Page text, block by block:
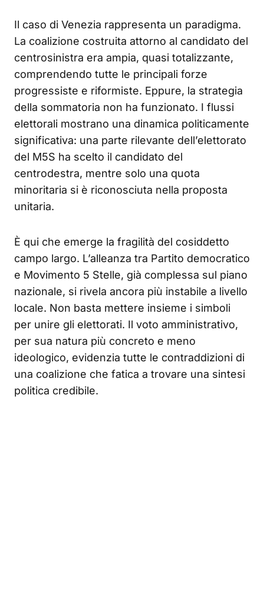
Il caso di Venezia rappresenta un paradigma.
La coalizione costruita attorno al candidato del
centrosinistra era ampia, quasi totalizzante,
comprendendo tutte le principali forze
progressiste e riformiste. Eppure, la strategia
della sommatoria non ha funzionato. I flussi
elettorali mostrano una dinamica politicamente
significativa: una parte rilevante dell’elettorato
del M5S ha scelto il candidato del
centrodestra, mentre solo una quota
minoritaria si è riconosciuta nella proposta
unitaria.
È qui che emerge la fragilità del cosiddetto
campo largo. L’alleanza tra Partito democratico
e Movimento 5 Stelle, già complessa sul piano
nazionale, si rivela ancora più instabile a livello
locale. Non basta mettere insieme i simboli
per unire gli elettorati. Il voto amministrativo,
per sua natura più concreto e meno
ideologico, evidenzia tutte le contraddizioni di
una coalizione che fatica a trovare una sintesi
politica credibile.